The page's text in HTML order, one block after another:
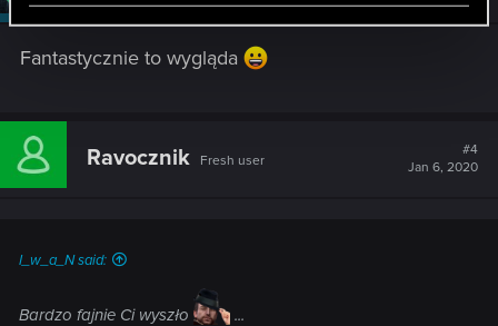
Fantastycznie to wygląda
Ravocznik Fresh user
#4
Jan 6, 2020
I_w_a_N said:
Bardzo fajnie Ci wyszło ...